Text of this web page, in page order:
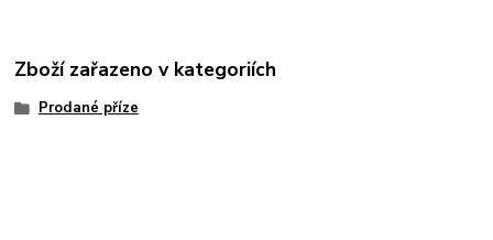
Zboží zařazeno v kategoriích
Prodané příze